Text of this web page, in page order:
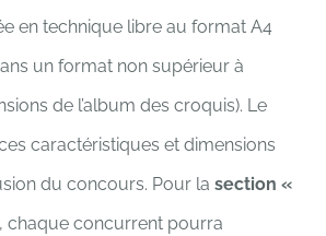
en technique libre au format A4
un format non supérieur à
de l’album des croquis). Le
caractéristiques et dimensions
du concours. Pour la section «
chaque concurrent pourra